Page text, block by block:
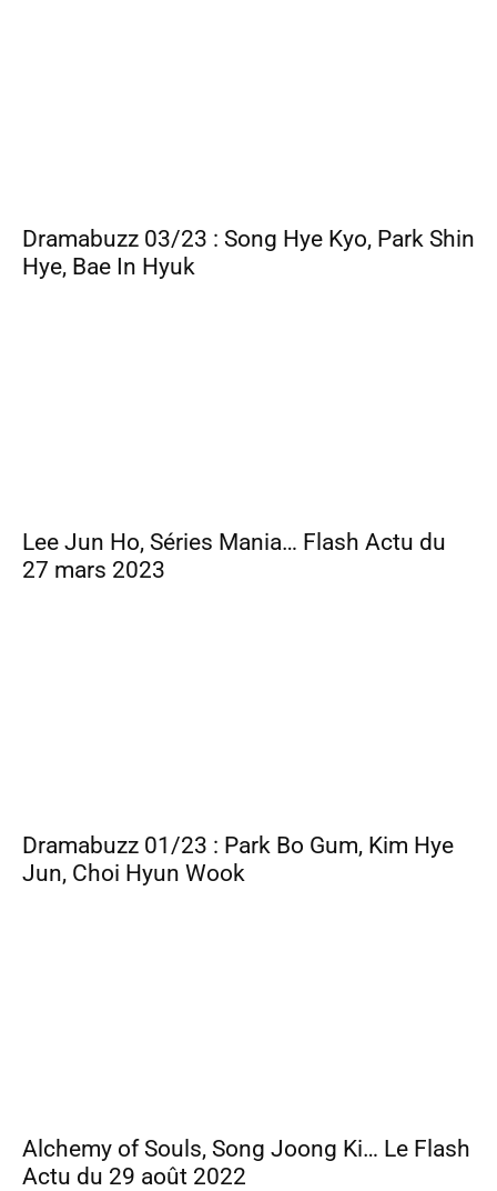
Dramabuzz 03/23 : Song Hye Kyo, Park Shin
Hye, Bae In Hyuk
Lee Jun Ho, Séries Mania… Flash Actu du
27 mars 2023
Dramabuzz 01/23 : Park Bo Gum, Kim Hye
Jun, Choi Hyun Wook
Alchemy of Souls, Song Joong Ki… Le Flash
Actu du 29 août 2022